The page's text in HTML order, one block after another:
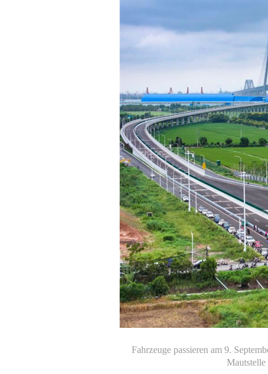
Fahrzeuge passieren am 9.